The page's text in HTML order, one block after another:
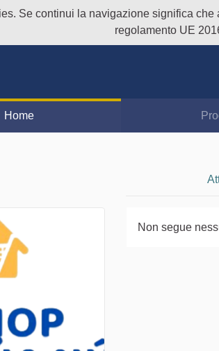
Se continui la navigazione significa
regolamento UE
Home
Non segue